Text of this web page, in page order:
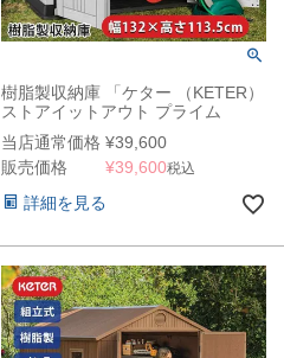
樹脂製収納庫 「ケター （KETER）
ストアイットアウト プライム
（STORE IT OUT PRIME）」
当店通常価格 ¥39,600
販売価格
¥39,600税込
詳細を見る